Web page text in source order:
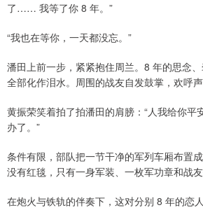
了…… 我等了你 8 年。”
“我也在等你，一天都没忘。”
潘田上前一步，紧紧抱住周兰。8 年的思念
全部化作泪水。周围的战友自发鼓掌，欢呼声
黄振荣笑着拍了拍潘田的肩膀：“人我给你平
办了。”
条件有限，部队把一节干净的军列车厢布置
没有红毯，只有一身军装、一枚军功章和战友
在炮火与铁轨的伴奏下，这对分别 8 年的恋